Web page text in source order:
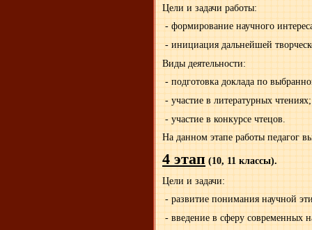
Цели и задачи работы:
- формирование научного
- инициация дальнейшей
Виды деятельности:
- подготовка доклада по
- участие в литературных чтениях;
- участие в конкурсе чтецов.
На данном этапе работы педагог
4 этап (10, 11 классы).
Цели и задачи:
- развитие понимания научной
- введение в сферу современных